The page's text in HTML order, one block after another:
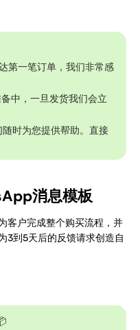
第一笔订单，我们非常感
中，一旦发货我们会立
时为您提供帮助。直接
消息模板
客户完成整个购买流程，并
3到5天后的反馈请求创造自